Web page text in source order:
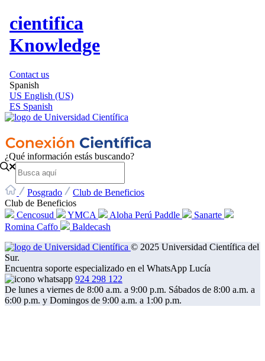
cientifica
Knowledge
Contact us
Spanish
US English (US)
ES Spanish
¿Qué información estás buscando?
Posgrado
Club de Beneficios
Club de Beneficios
Cencosud
YMCA Aloha Perú Paddle
Sanarte
Romina Caffo
Baldecash
© 2025 Universidad Científica del
Sur.
Encuentra soporte especializado en el WhatsApp Lucía
924 298 122
De lunes a viernes de 8:00 a.m. a 9:00 p.m. Sábados de 8:00 a.m. a
6:00 p.m. y Domingos de 9:00 a.m. a 1:00 p.m.